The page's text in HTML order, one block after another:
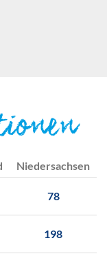
Niedersachsen
78
198